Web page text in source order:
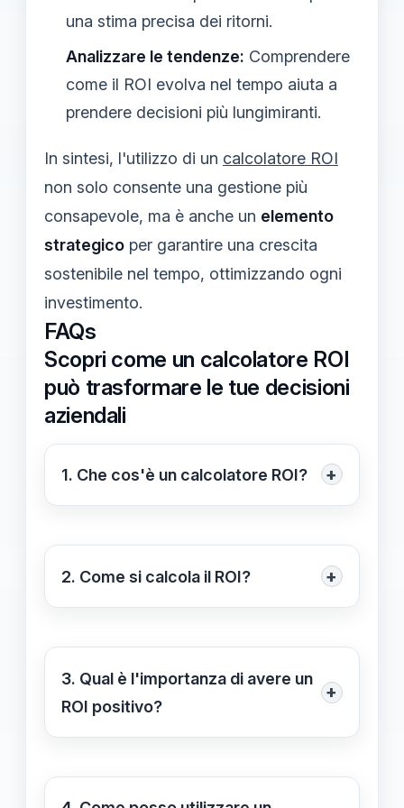
una stima precisa dei ritorni.
Analizzare le tendenze: Comprendere
come il ROI evolva nel tempo aiuta a
prendere decisioni più lungimiranti.
In sintesi, l'utilizzo di un calcolatore ROI
non solo consente una gestione più
consapevole, ma è anche un elemento
strategico per garantire una crescita
sostenibile nel tempo, ottimizzando ogni
investimento.
FAQs
Scopri come un calcolatore ROI
può trasformare le tue decisioni
aziendali
1. Che cos'è un calcolatore ROI? +
Un calcolatore ROI è uno strumento
sugli investimenti, fornendo una
2. Come si calcola il ROI? +
La formula per calcolare il ROI è: ROI
Costo dell'investimento) / Costo
dell'investimento. Questo calcolo
3. Qual è l'importanza di avere un
ROI positivo?
+
Un ROI positivo indica che
guadagni rispetto ai costi sostenuti, il